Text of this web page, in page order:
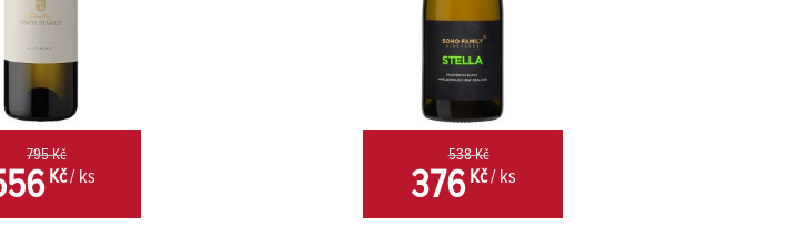
795 Kč
Kč/ ks
538 Kč
376Kč/ ks